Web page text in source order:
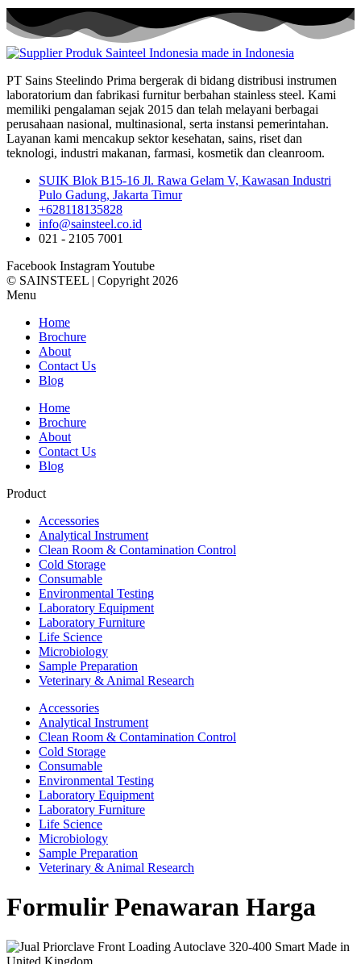
PT Sains Steelindo Prima bergerak di bidang distribusi instrumen
laboratorium dan fabrikasi furnitur berbahan stainless steel. Kami
memiliki pengalaman sejak 2015 dan telah melayani berbagai
perusahaan nasional, multinasional, serta instansi pemerintahan.
Layanan kami mencakup sektor kesehatan, sains, riset dan
teknologi, industri makanan, farmasi, kosmetik dan cleanroom.
SUIK Blok B15-16 Jl. Rawa Gelam V, Kawasan Industri
Pulo Gadung, Jakarta Timur
+628118135828
info@sainsteel.co.id
021 - 2105 7001
Facebook InstagramYoutube
© SAINSTEEL | Copyright 2026
Menu
Home
Brochure
About
Contact Us
Blog
Home
Brochure
About
Contact Us
Blog
Product
Accessories
Analytical Instrument
Clean Room & Contamination Control
Cold Storage
Consumable
Environmental Testing
Laboratory Equipment
Laboratory Furniture
Life Science
Microbiology
Sample Preparation
Veterinary & Animal Research
Accessories
Analytical Instrument
Clean Room & Contamination Control
Cold Storage
Consumable
Environmental Testing
Laboratory Equipment
Laboratory Furniture
Life Science
Microbiology
Sample Preparation
Veterinary & Animal Research
Formulir Penawaran Harga